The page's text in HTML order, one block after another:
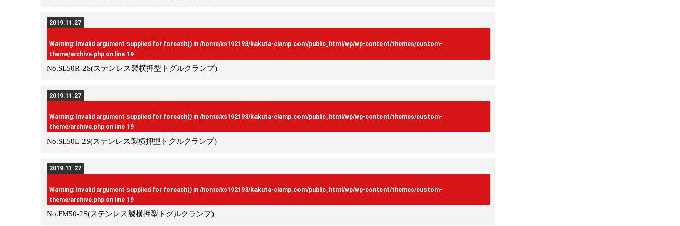
2019.11.27
Warning: Invalid argument supplied for foreach() in /home/xs192193/kakuta-clamp.com/public_html/wp/wp-content/themes/custom-
theme/archive.php on line 19
No.SL50R-2S(ステンレス製横押型トグルクランプ)
2019.11.27
Warning: Invalid argument supplied for foreach() in /home/xs192193/kakuta-clamp.com/public_html/wp/wp-content/themes/custom-
theme/archive.php on line 19
No.SL50L-2S(ステンレス製横押型トグルクランプ)
2019.11.27
Warning: Invalid argument supplied for foreach() in /home/xs192193/kakuta-clamp.com/public_html/wp/wp-content/themes/custom-
theme/archive.php on line 19
No.FM50-2S(ステンレス製横押型トグルクランプ)